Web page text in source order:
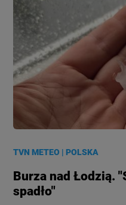
TVN METEO |POLSKA
Burza nad Łodzią.
spadło"